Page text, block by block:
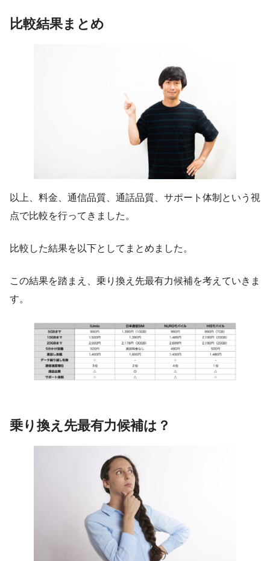
比較結果まとめ
以上、料金、通信品質、通話品質、サポート体制という視
点で比較を行ってきました。
比較した結果を以下としてまとめました。
この結果を踏まえ、乗り換え先最有力候補を考えていきま
す。
乗り換え先最有力候補は？